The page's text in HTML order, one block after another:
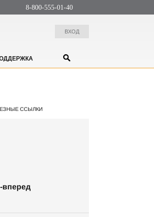
8-800-555-01-40
ВХОД
ССЫЛКИ
вперед